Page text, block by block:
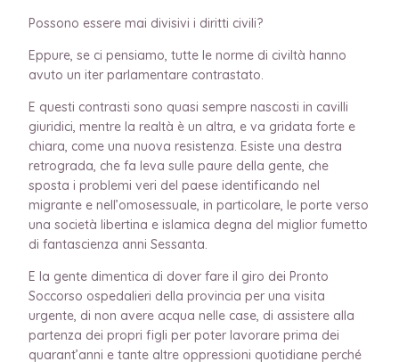
Possono essere mai divisivi i diritti civili?
Eppure, se ci pensiamo, tutte le norme di civiltà hanno
avuto un iter parlamentare contrastato.
E questi contrasti sono quasi sempre nascosti in cavilli
giuridici, mentre la realtà è un altra, e va gridata forte e
chiara, come una nuova resistenza. Esiste una destra
retrograda, che fa leva sulle paure della gente, che
sposta i problemi veri del paese identificando nel
migrante e nell’omosessuale, in particolare, le porte verso
una società libertina e islamica degna del miglior fumetto
di fantascienza anni Sessanta.
E la gente dimentica di dover fare il giro dei Pronto
Soccorso ospedalieri della provincia per una visita
urgente, di non avere acqua nelle case, di assistere alla
partenza dei propri figli per poter lavorare prima dei
quarant’anni e tante altre oppressioni quotidiane perché